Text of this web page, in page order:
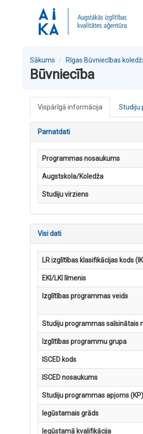
Sākums Rīgas Būvniecības
Būvniecība
Vispārīgā informācija Studiju
Pamatdati
Programmas nosaukums
Augstskola/Koledža
Studiju virziens
Visi dati
LR izglītības klasifikācijas kods
EKI/LKI līmenis
Izglītības programmas veids
Studiju programmas saīsinātais
Izglītības programmu grupa
ISCED kods
ISCED nosaukums
Studiju programmas apjoms (KP)
Iegūstamais grāds
Iegūstamā kvalifikācija